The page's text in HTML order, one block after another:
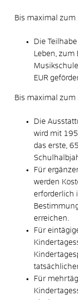
Bis maximal zum
Die
Leben,
EUR
Bis maximal zum
Die
wird mit
das erste,
Für
werden
erforderlich
erreichen.
Für
Für